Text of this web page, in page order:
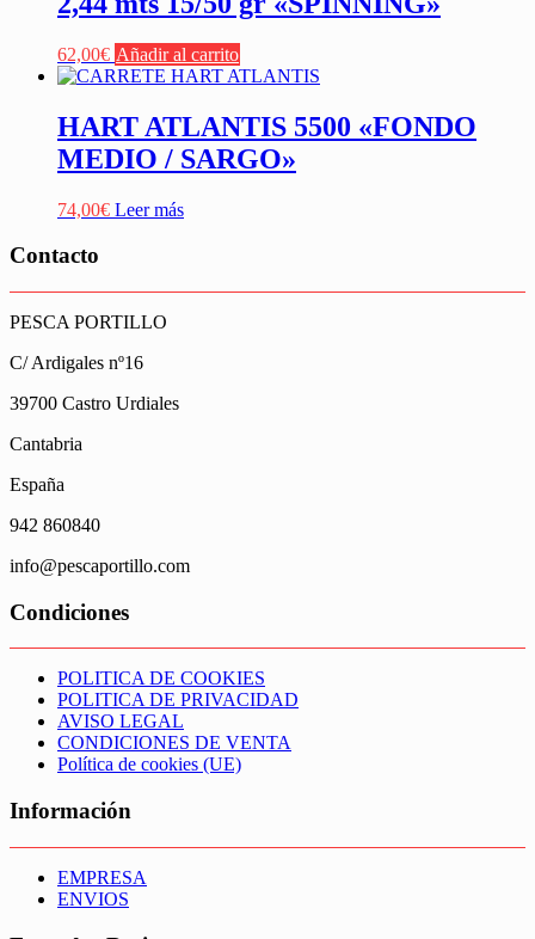
62,00€ Añadir al carrito
HART ATLANTIS 5500 «FONDO
MEDIO / SARGO»
74,00€ Leer más
Contacto
PESCA PORTILLO
C/ Ardigales nº16
39700 Castro Urdiales
Cantabria
España
942 860840
info@pescaportillo.com
Condiciones
POLITICA DE COOKIES
POLITICA DE PRIVACIDAD
AVISO LEGAL
CONDICIONES DE VENTA
Política de cookies (UE)
Información
EMPRESA
ENVIOS